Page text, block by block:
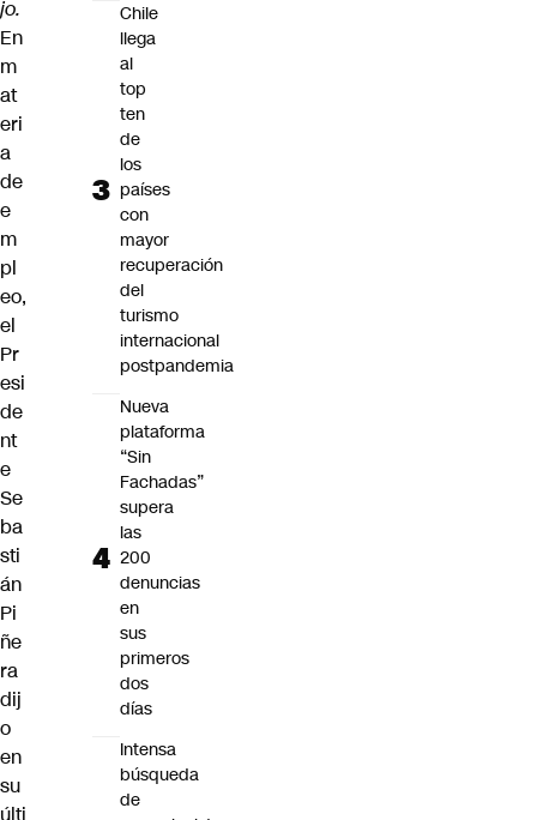
jo.
En
m
at
eri
a
de
e
m
pl
eo,
el
Pr
esi
de
nt
e
Se
ba
sti
án
Pi
ñe
ra
dij
o
en
su
últi
Chile
llega
al
top
ten
de
los
países
con
mayor
recuperación
del
turismo
internacional
postpandemia
Nueva
plataforma
“Sin
Fachadas”
supera
las
200
denuncias
en
sus
primeros
dos
días
Intensa
búsqueda
de